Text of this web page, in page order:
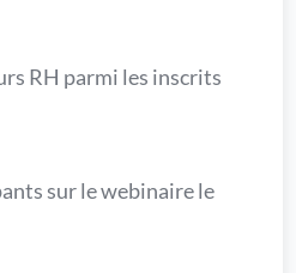
RH parmi les inscrits
sur le webinaire le